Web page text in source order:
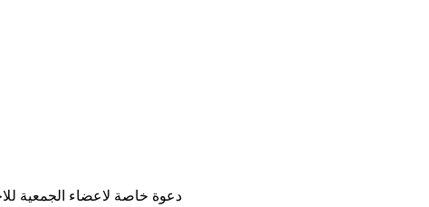
دعوة خاصة لاعضاء الجمعية للاجتماع علي زوم الاحد ٧ يوليو ٢٠٢٤م ٩